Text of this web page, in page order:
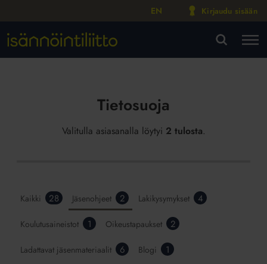
EN Kirjaudu sisään
Tietosuoja
Valitulla asiasanalla löytyi 2 tulosta.
Kaikki 28 Jäsenohjeet 2 Lakikysymykset 4
Koulutusaineistot 1 Oikeustapaukset 2
Ladattavat jäsenmateriaalit 6 Blogi 1